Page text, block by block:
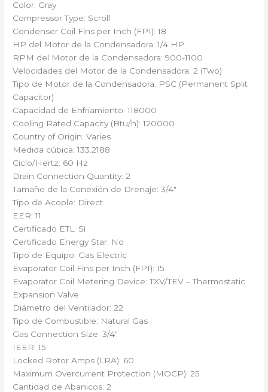
Color: Gray
Compressor Type: Scroll
Condenser Coil Fins per Inch (FPI): 18
HP del Motor de la Condensadora: 1/4 HP
RPM del Motor de la Condensadora: 900-1100
Velocidades del Motor de la Condensadora: 2 (Two)
Tipo de Motor de la Condensadora: PSC (Permanent Split
Capacitor)
Capacidad de Enfriamiento: 118000
Cooling Rated Capacity (Btu/h): 120000
Country of Origin: Varies
Medida cúbica: 133.2188
Ciclo/Hertz: 60 Hz
Drain Connection Quantity: 2
Tamaño de la Conexión de Drenaje: 3/4″
Tipo de Acople: Direct
EER: 11
Certificado ETL: Sí
Certificado Energy Star: No
Tipo de Equipo: Gas Electric
Evaporator Coil Fins per Inch (FPI): 15
Evaporator Coil Metering Device: TXV/TEV – Thermostatic
Expansion Valve
Diámetro del Ventilador: 22
Tipo de Combustible: Natural Gas
Gas Connection Size: 3/4″
IEER: 15
Locked Rotor Amps (LRA): 60
Maximum Overcurrent Protection (MOCP): 25
Cantidad de Abanicos: 2